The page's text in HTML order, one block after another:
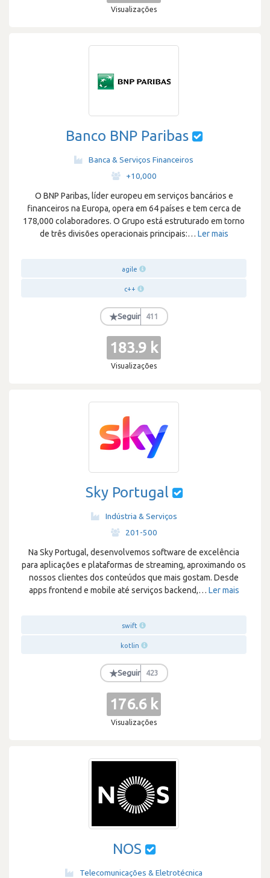
Visualizações
Banco BNP Paribas
Banca & Serviços Financeiros
+10,000
O BNP Paribas, líder europeu em serviços bancários e
financeiros na Europa, opera em 64 países e tem cerca de
178,000 colaboradores. O Grupo está estruturado em torno
de três divisões operacionais principais:… Ler mais
agile
c++
★Seguir 411
183.9 k
Visualizações
Sky Portugal
Indústria & Serviços
201-500
Na Sky Portugal, desenvolvemos software de excelência
para aplicações e plataformas de streaming, aproximando os
nossos clientes dos conteúdos que mais gostam. Desde
apps frontend e mobile até serviços backend,… Ler mais
swift
kotlin
★Seguir 423
176.6 k
Visualizações
NOS
Telecomunicações & Eletrotécnica